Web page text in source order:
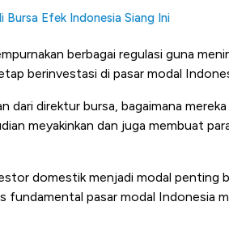
Efek Indonesia Siang Ini
berbagai regulasi guna
berinvestasi di pasar modal
dari direktur bursa, bagaimana
meyakinkan dan juga membuat
domestik menjadi modal penting
fundamental pasar modal Indonesia
Digit